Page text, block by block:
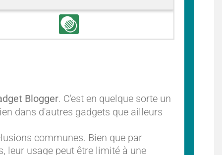
o
Blogger. C'est en quelque sorte un
dans d'autres gadgets que ailleurs
communes. Bien que par
leur usage peut être limité à une